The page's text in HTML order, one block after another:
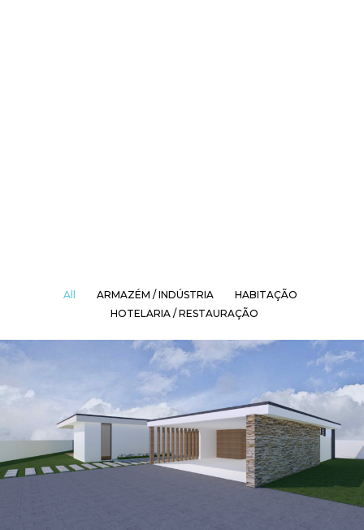
All ARMAZÉM / INDÚSTRIA
HABITAÇÃO
HOTELARIA / RESTAURAÇÃO